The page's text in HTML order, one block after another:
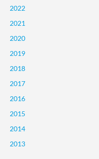
2022
2021
2020
2019
2018
2017
2016
2015
2014
2013